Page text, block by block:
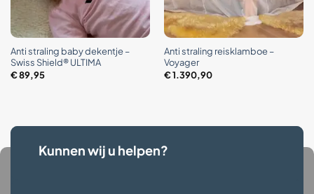
Anti straling baby dekentje –
Swiss Shield® ULTIMA
€89,95
Anti straling reisklamboe –
Voyager
€1.390,90
Kunnen wij u helpen?